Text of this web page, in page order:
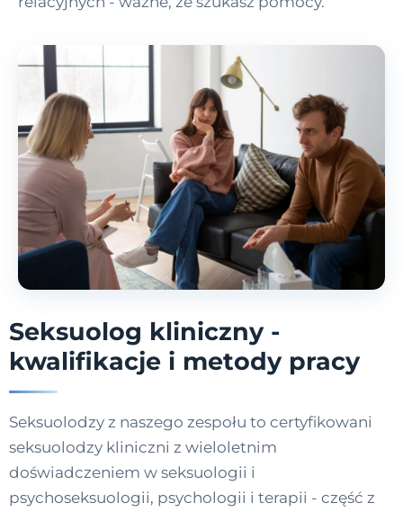
Seksuolog kliniczny -
kwalifikacje i metody pracy
Seksuolodzy z naszego zespołu to certyfikowani
seksuolodzy kliniczni z wieloletnim
doświadczeniem w seksuologii i
psychoseksuologii, psychologii i terapii - część z